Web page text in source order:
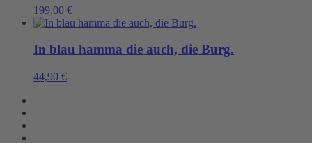
199,00 €
In blau hamma die auch, die Burg.
44,90 €